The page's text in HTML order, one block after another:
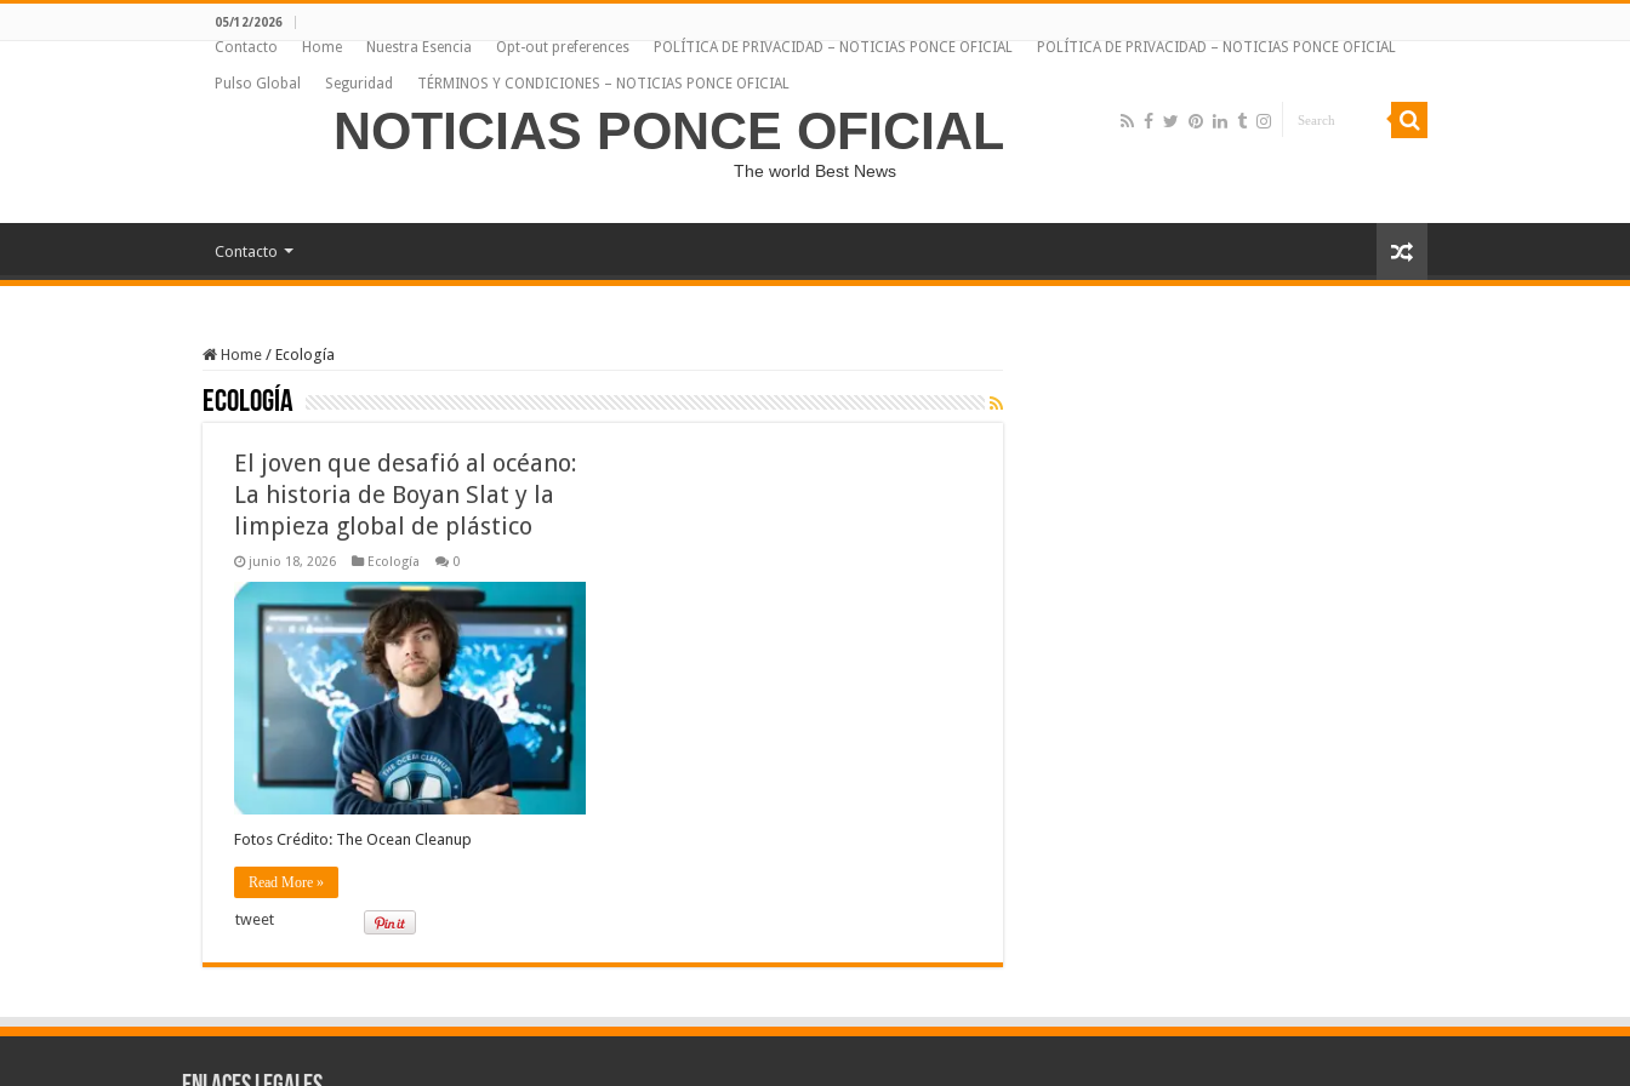
05/12/2026
Contacto Home Nuestra Esencia Opt-out preferences POLÍTICA DE PRIVACIDAD – NOTICIAS PONCE OFICIAL POLÍTICA DE PRIVACIDAD – NOTICIAS PONCE OFICIAL
Pulso Global Seguridad TÉRMINOS Y CONDICIONES – NOTICIAS PONCE OFICIAL
NOTICIAS PONCE OFICIAL
The world Best News
Contacto
Home / Ecología
Ecología
El joven que desafió al océano:
La historia de Boyan Slat y la
limpieza global de plástico
junio 18, 2026 Ecología 0
Fotos Crédito: The Ocean Cleanup
Read More »
tweet